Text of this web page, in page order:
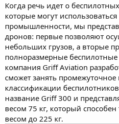
р
т
е
ы
н
а
ч
л
а
Когда речь идет о
которые могут
промышленности, мы
дронов: первые позволяют
небольших грузов, а вторые
полноразмерные
компания Griff Aviation
сможет занять
классификации
название Griff 300 и
весом 75 кг, который способен
весом до 225 кг.